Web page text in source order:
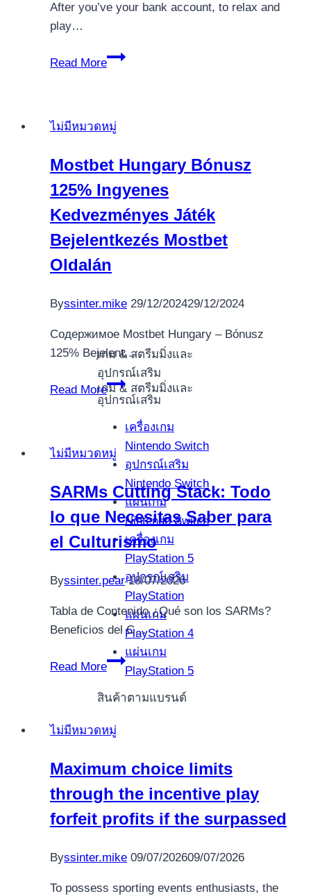
เกม & สตรีมมิ่งและ
อุปกรณ์เสริม
เกม & สตรีมมิ่งและ
อุปกรณ์เสริม
เครื่องเกม
Nintendo Switch
อุปกรณ์เสริม
Nintendo Switch
แผ่นเกม
Nintendo Switch
เครื่องเกม
PlayStation 5
อุปกรณ์เสริม
PlayStation
แผ่นเกม
PlayStation 4
แผ่นเกม
PlayStation 5
สินค้าตามแบรนด์
After you’ve your bank account, to relax and
play…
Read More
Digital
much
contending
for
openness
and
controlled
things
lieu
of
headline
jackpots
ไม่มีหมวดหมู่
Mostbet Hungary Bónusz
125% Ingyenes
Kedvezményes Játék
Bejelentkezés Mostbet
Oldalán
Byssinter.mike 29/12/202429/12/2024
Содержимое Mostbet Hungary – Bónusz
125% Bejelent…
Read More
Mostbet
Hungary
Bónusz
125%
Ingyenes
Kedvezményes
Játék
Bejelentkezés
Mostbet
Oldalán
ไม่มีหมวดหมู่
SARMs Cutting Stack: Todo
lo que Necesitas Saber para
el Culturismo
Byssinter.pear 18/07/2026
Tabla de Contenido ¿Qué son los SARMs?
Beneficios del C…
Read More
SARMs
Cutting
Stack:
lo
Necesitas
Saber
el
ไม่มีหมวดหมู่
Maximum choice limits
through the incentive play
forfeit profits if the surpassed
Byssinter.mike 09/07/202609/07/2026
To possess sporting events enthusiasts, the